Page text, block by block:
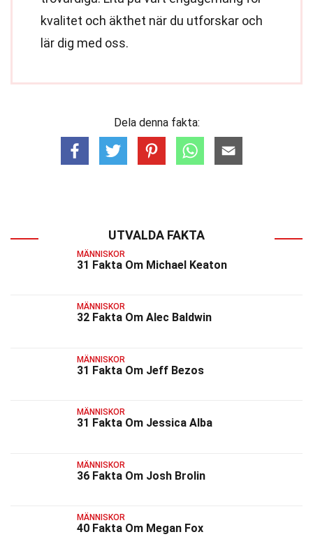
kvalitet och äkthet när du utforskar och
lär dig med oss.
Dela denna fakta:
UTVALDA FAKTA
MÄNNISKOR
31 Fakta Om Michael Keaton
MÄNNISKOR
32 Fakta Om Alec Baldwin
MÄNNISKOR
31 Fakta Om Jeff Bezos
MÄNNISKOR
31 Fakta Om Jessica Alba
MÄNNISKOR
36 Fakta Om Josh Brolin
MÄNNISKOR
40 Fakta Om Megan Fox